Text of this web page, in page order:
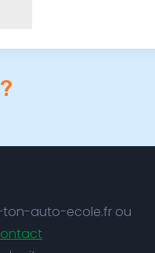
auto-ecole.fr ou